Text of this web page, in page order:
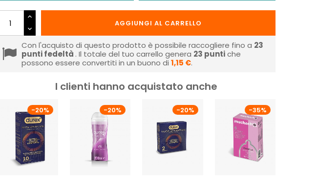
AGGIUNGI AL CARRELLO
Con l'acquisto di questo prodotto è possibile raccogliere fino a 23
punti fedeltà . Il totale del tuo carrello genera 23 puntiche
possono essere convertiti in un buono di 1,15 €.
I clienti hanno acquistato anche
-20% -20% -20% -35%